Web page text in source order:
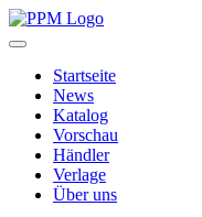
Startseite
News
Katalog
Vorschau
Händler
Verlage
Über uns